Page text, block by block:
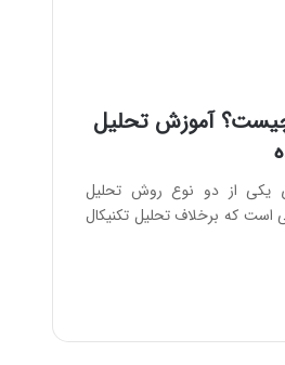
چیست؟ آموزش تحلیل
یکی از دو نوع روش تحلیل
است که برخلاف تحلیل تکنیکال